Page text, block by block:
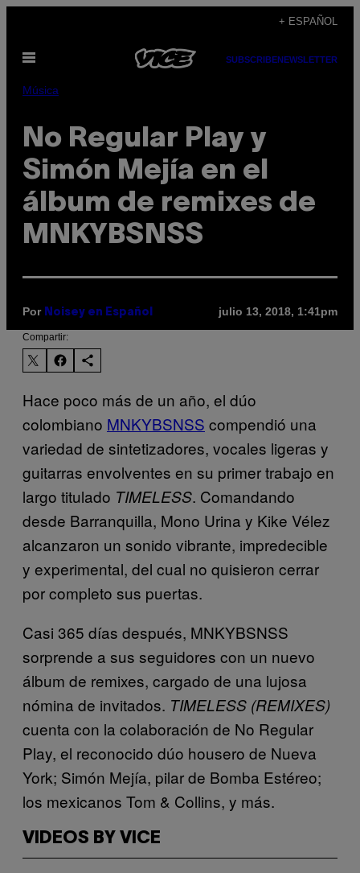
contenido
+ ESPAÑOL
Abrir
SUBSCRIBENEWSLETTER
Música
No Regular Play y
Simón Mejía en el
álbum de remixes de
MNKYBSNSS
Por Noisey en Español julio 13, 2018, 1:41pm
Compartir:
Hace poco más de un año, el dúo
colombiano MNKYBSNSS compendió una
variedad de sintetizadores, vocales ligeras y
guitarras envolventes en su primer trabajo en
largo titulado TIMELESS. Comandando
desde Barranquilla, Mono Urina y Kike Vélez
alcanzaron un sonido vibrante, impredecible
y experimental, del cual no quisieron cerrar
por completo sus puertas.
Casi 365 días después, MNKYBSNSS
sorprende a sus seguidores con un nuevo
álbum de remixes, cargado de una lujosa
nómina de invitados. TIMELESS (REMIXES)
cuenta con la colaboración de No Regular
Play, el reconocido dúo housero de Nueva
York; Simón Mejía, pilar de Bomba Estéreo;
los mexicanos Tom & Collins, y más.
VIDEOS BY VICE